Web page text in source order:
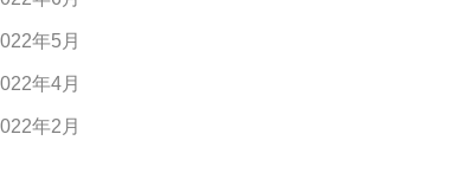
年5月
年4月
年2月